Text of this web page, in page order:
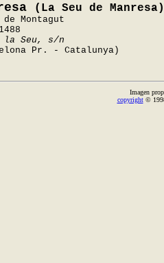
(La Seu de Manresa)
de Montagut
la Seu, s/n
Pr. - Catalunya)
Imagen
copyright©